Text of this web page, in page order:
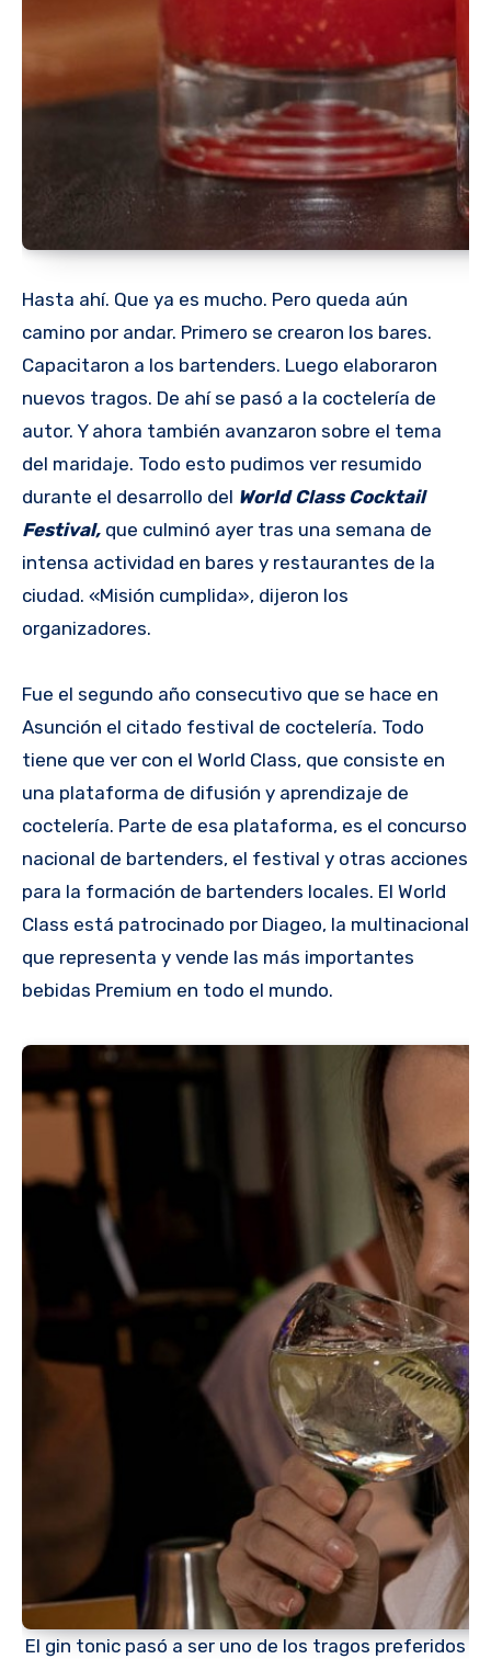
Hasta ahí. Que ya es mucho. Pero queda aún
camino por andar. Primero se crearon los bares.
Capacitaron a los bartenders. Luego elaboraron
nuevos tragos. De ahí se pasó a la coctelería de
autor. Y ahora también avanzaron sobre el tema
del maridaje. Todo esto pudimos ver resumido
durante el desarrollo del World Class Cocktail
Festival, que culminó ayer tras una semana de
intensa actividad en bares y restaurantes de la
ciudad. «Misión cumplida», dijeron los
organizadores.
Fue el segundo año consecutivo que se hace en
Asunción el citado festival de coctelería. Todo
tiene que ver con el World Class, que consiste en
una plataforma de difusión y aprendizaje de
coctelería. Parte de esa plataforma, es el concurso
nacional de bartenders, el festival y otras acciones
para la formación de bartenders locales. El World
Class está patrocinado por Diageo, la multinacional
que representa y vende las más importantes
bebidas Premium en todo el mundo.
El gin tonic pasó a ser uno de los tragos preferidos